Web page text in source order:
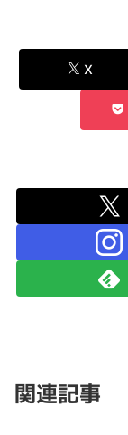
X
関連記事